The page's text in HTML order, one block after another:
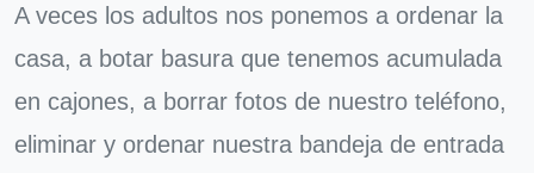
A veces los adultos nos ponemos a ordenar la
casa, a botar basura que tenemos acumulada
en cajones, a borrar fotos de nuestro teléfono,
eliminar y ordenar nuestra bandeja de entrada